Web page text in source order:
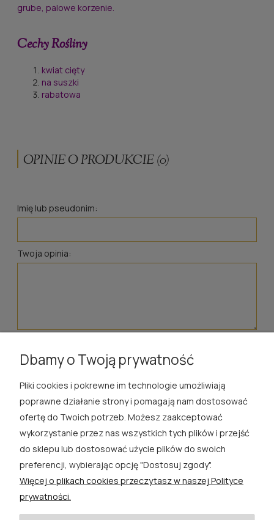
grube, palowe korzenie.
CechyRośliny
kwiat cięty
na suszki
rabatowa
OPINIE O PRODUKCIE (0)
Imię lub pseudonim:
Twoja opinia:
ROSA ĆWIK
SKLEP
EXTRA
Dbamy o Twoją prywatność
Pliki cookies i pokrewne im technologie umożliwiają
poprawne działanie strony i pomagają nam dostosować
ofertę do Twoich potrzeb. Możesz zaakceptować
wykorzystanie przez nas wszystkich tych plików i przejść
do sklepu lub dostosować użycie plików do swoich
preferencji, wybierając opcję "Dostosuj zgody".
Więcej o plikach cookies przeczytasz w naszej Polityce
prywatności.